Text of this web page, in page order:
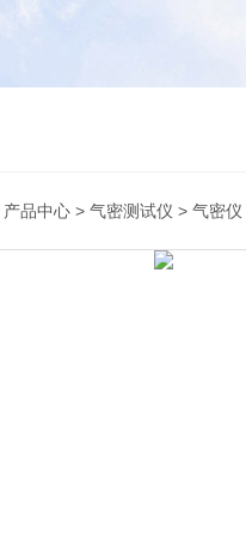
产品中心 > 气密测试仪 > 气密仪